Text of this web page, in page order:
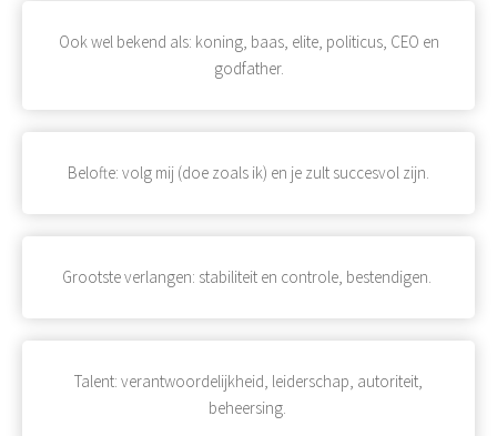
Ook wel bekend als: koning, baas, elite, politicus, CEO en
godfather.
Belofte: volg mij (doe zoals ik) en je zult succesvol zijn.
Grootste verlangen: stabiliteit en controle, bestendigen.
Talent: verantwoordelijkheid, leiderschap, autoriteit,
beheersing.